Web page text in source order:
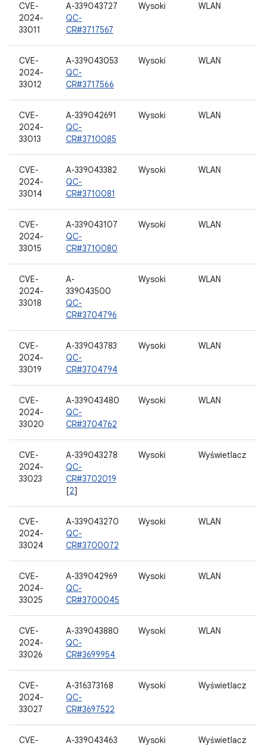
CVE-
2024-
33011
A-339043727
QC-
CR#3717567
Wysoki WLAN
CVE-
2024-
33012
A-339043053
QC-
CR#3717566
Wysoki WLAN
CVE-
2024-
33013
A-339042691
QC-
CR#3710085
Wysoki WLAN
CVE-
2024-
33014
A-339043382
QC-
CR#3710081
Wysoki WLAN
CVE-
2024-
33015
A-339043107
QC-
CR#3710080
Wysoki WLAN
CVE-
2024-
33018
A-
339043500
QC-
CR#3704796
Wysoki WLAN
CVE-
2024-
33019
A-339043783
QC-
CR#3704794
Wysoki WLAN
CVE-
2024-
33020
A-339043480
QC-
CR#3704762
Wysoki WLAN
CVE-
2024-
33023
A-339043278
QC-
CR#3702019
[2]
Wysoki Wyświetlacz
CVE-
2024-
33024
A-339043270
QC-
CR#3700072
Wysoki WLAN
CVE-
2024-
33025
A-339042969
QC-
CR#3700045
Wysoki WLAN
CVE-
2024-
33026
A-339043880
QC-
CR#3699954
Wysoki WLAN
CVE-
2024-
33027
A-316373168
QC-
CR#3697522
Wysoki Wyświetlacz
CVE-
A-339043463
Wysoki Wyświetlacz